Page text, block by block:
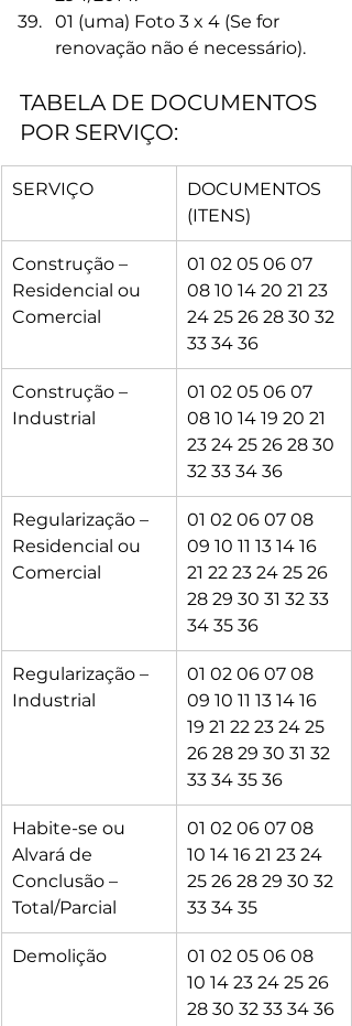
01 (uma) Foto 3 x 4 (Se for
renovação não é necessário).
TABELA DE DOCUMENTOS
POR SERVIÇO:
SERVIÇO
DOCUMENTOS
(ITENS)
Construção –
Residencial ou
Comercial
01 02 05 06 07
08 10 14 20 21 23
24 25 26 28 30 32
33 34 36
Construção –
Industrial
01 02 05 06 07
08 10 14 19 20 21
23 24 25 26 28 30
32 33 34 36
Regularização –
Residencial ou
Comercial
01 02 06 07 08
09 10 11 13 14 16
21 22 23 24 25 26
28 29 30 31 32 33
34 35 36
Regularização –
Industrial
01 02 06 07 08
09 10 11 13 14 16
19 21 22 23 24 25
26 28 29 30 31 32
33 34 35 36
Habite-se ou
Alvará de
Conclusão –
Total/Parcial
01 02 06 07 08
10 14 16 21 23 24
25 26 28 29 30 32
33 34 35
Demolição
01 02 05 06 08
10 14 23 24 25 26
28 30 32 33 34 36